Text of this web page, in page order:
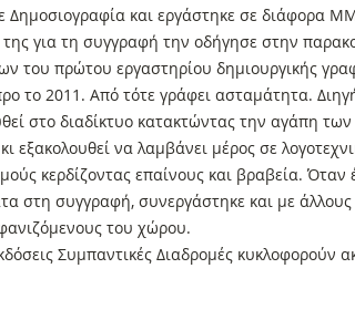
Δημοσιογραφία και εργάστηκε σε διάφορα
για τη συγγραφή την οδήγησε στην
του πρώτου εργαστηρίου δημιουργικής
το 2011. Από τότε γράφει ασταμάτητα.
στο διαδίκτυο κατακτώντας την αγάπη
εξακολουθεί να λαμβάνει μέρος σε
κερδίζοντας επαίνους και βραβεία.
στη συγγραφή, συνεργάστηκε και με άλλους
του χώρου.
Συμπαντικές Διαδρομές κυκλοφορούν